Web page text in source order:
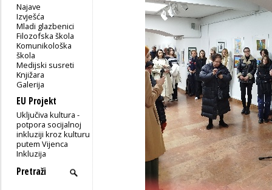
Najave
Izvješća
Mladi glazbenici
Filozofska škola
Komunikološka
škola
Medijski susreti
Knjižara
Galerija
EU Projekt
Uključiva kultura -
potpora socijalnoj
inkluziji kroz kulturu
putem Vijenca
Inkluzija